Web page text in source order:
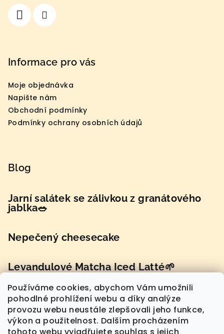
Používáme cookies, abychom Vám umožnili
pohodlné prohlížení webu a díky analýze
provozu webu neustále zlepšovali jeho funkce,
výkon a použitelnost. Dalším procházením
Informace pro vás
Moje objednávka
Napište nám
Obchodní podmínky
Podmínky ochrany osobních údajů
Blog
Jarní salátek se zálivkou z granátového
jablka🥗
Nepečený cheesecake
Levandulové Matcha Iced Latté🌱
Přijímáme online platby